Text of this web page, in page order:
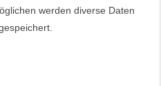
werden diverse Daten